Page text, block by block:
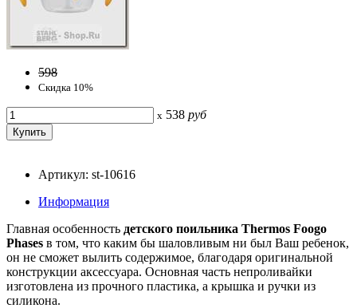
598
Скидка 10%
x 538 руб
Артикул: st-10616
Информация
Главная особенность детского поильника Thermos Foogo
Phases в том, что каким бы шаловливым ни был Ваш ребенок,
он не сможет вылить содержимое, благодаря оригинальной
конструкции аксессуара. Основная часть непроливайки
изготовлена из прочного пластика, а крышка и ручки из
силикона.